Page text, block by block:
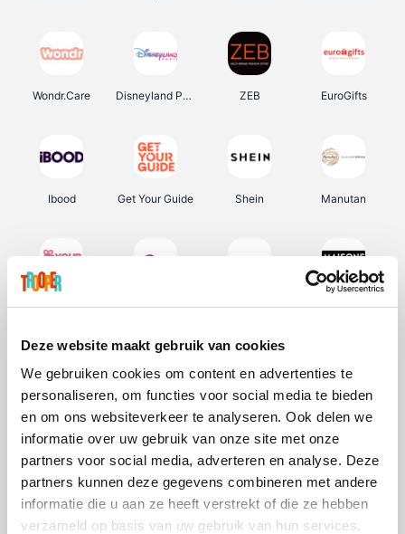
Deze website maakt gebruik van cookies
We gebruiken cookies om content en advertenties te
personaliseren, om functies voor social media te bieden
en om ons websiteverkeer te analyseren. Ook delen we
informatie over uw gebruik van onze site met onze
partners voor social media, adverteren en analyse. Deze
partners kunnen deze gegevens combineren met andere
informatie die u aan ze heeft verstrekt of die ze hebben
verzameld op basis van uw gebruik van hun services.
Wondr.Care Disneyland Paris ZEB EuroGifts
Ibood Get Your Guide Shein Manutan
Sarenza Interhome Schiesser Bolt Energie